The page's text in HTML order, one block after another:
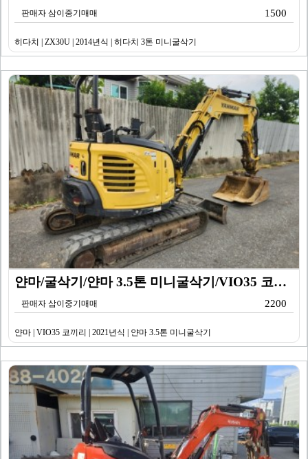
판매자 삼이중기매매 1500
히다치 | ZX30U | 2014년식 | 히다치 3톤 미니굴삭기
얀마/굴삭기/얀마 3.5톤 미니굴삭기/VIO35 코끼리…
판매자 삼이중기매매 2200
얀마 | VIO35 코끼리 | 2021년식 | 얀마 3.5톤 미니굴삭기